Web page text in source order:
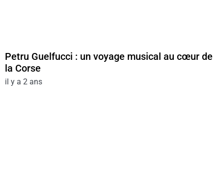
Petru Guelfucci : un voyage musical au cœur de
la Corse
il y a 2 ans